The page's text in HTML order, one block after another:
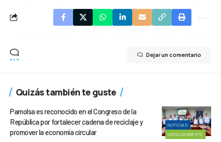
Dejar un comentario
Quizás también te guste
NOTICIAS
MEDIOAMBIENTE
Pamolsa es reconocido en el Congreso de la
República por fortalecer cadena de reciclaje y
promover la economía circular